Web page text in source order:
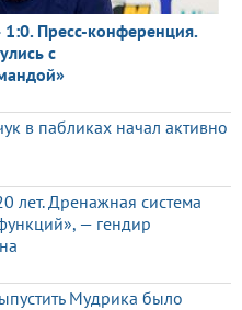
Пресс-конференция.
с
в пабликах начал активно
лет. Дренажная система
— гендир
Мудрика было